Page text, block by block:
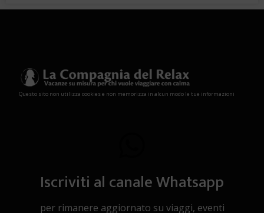
Questo sito non utilizza cookies e non memorizza in alcun modo le tue informazioni
Iscriviti al canale Whatsapp
per rimanere aggiornato su viaggi, eventi